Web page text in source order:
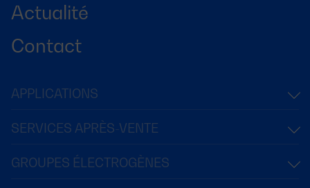
Actualité
Contact
APPLICATIONS
SERVICES APRÈS-VENTE
GROUPES ÉLECTROGÈNES